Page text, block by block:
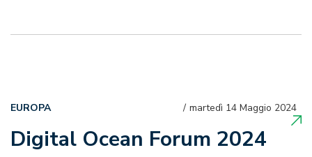
Digital Ocean Forum 2024
martedì 14 Maggio 2024
EUROPA